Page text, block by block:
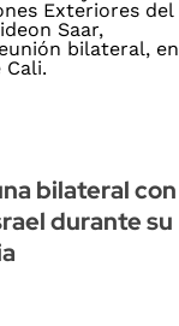
bilateral con
durante su